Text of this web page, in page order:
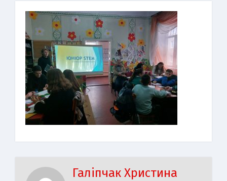
Галіпчак Христина